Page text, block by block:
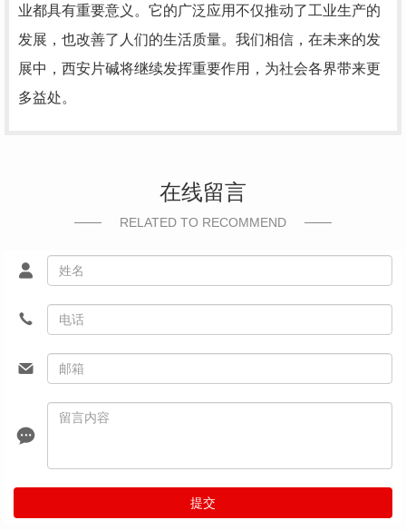
业都具有重要意义。它的广泛应用不仅推动了工业生产的
发展，也改善了人们的生活质量。我们相信，在未来的发
展中，西安片碱将继续发挥重要作用，为社会各界带来更
多益处。
在线留言
RELATED TO RECOMMEND
提交